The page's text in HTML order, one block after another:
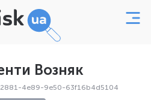
Возняк
4e89-9e50-63f16b4d5104